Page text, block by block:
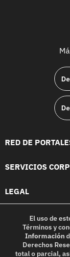
RED DE
SERVICIOS
LEGAL
El uso de
Términos y
Información
Derechos
total o parcial,